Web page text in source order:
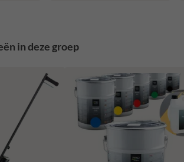
in deze groep